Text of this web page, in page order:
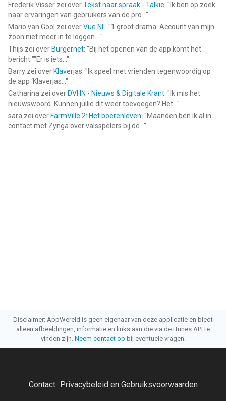
Frederik Visser zei overTekst naar spraak - Talkie: " Ik ben op zoek
naar ervaringen van gebruikers van de pro... "
Mario van Gool zei overVue NL: "1 groot drama. Account van mijn
zoon niet meer in te loggen.... "
Thijs zei over Burgernet: "Bij het openen van de app komt het
bericht ""Er is iets... "
Barry zei over Klaverjas: " Ik speel met vrienden tegenwoordig op
de app ‘Klaverjas... "
Catharina zei over DVHN - Nieuws & Digitale Krant: " Ik mis het
nieuwswoord. Kunnen jullie dit weer toevoegen? Het... "
sara zei over FarmVille 2: Het boerenleven: "Maanden ben ik al in
contact met Zynga over valsspelers bij de... "
Disclaimer: AppWereld is geen eigenaar van deze applicatie en biedt
alleen afbeeldingen, informatie en links aan die via de iTunes API te
vinden zijn. Neem contact op bij eventuele vragen.
Contact· Privacybeleid en Gebruiksvoorwaarden